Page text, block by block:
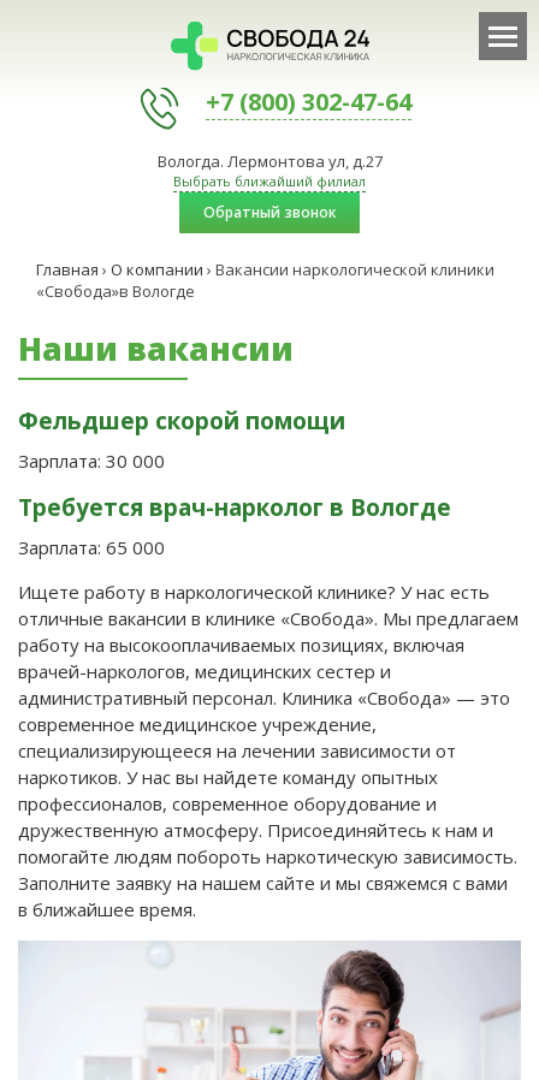
+7 (800) 302-47-64
Вологда. Лермонтова ул, д.27
Выбрать ближайший филиал
Обратный звонок
Главная › О компании › Вакансии наркологической клиники
«Свобода»в Вологде
Наши вакансии
Фельдшер скорой помощи
Зарплата: 30 000
Требуется врач-нарколог в Вологде
Зарплата: 65 000
Ищете работу в наркологической клинике? У нас есть
отличные вакансии в клинике «Свобода». Мы предлагаем
работу на высокооплачиваемых позициях, включая
врачей-наркологов, медицинских сестер и
административный персонал. Клиника «Свобода» — это
современное медицинское учреждение,
специализирующееся на лечении зависимости от
наркотиков. У нас вы найдете команду опытных
профессионалов, современное оборудование и
дружественную атмосферу. Присоединяйтесь к нам и
помогайте людям побороть наркотическую зависимость.
Заполните заявку на нашем сайте и мы свяжемся с вами
в ближайшее время.